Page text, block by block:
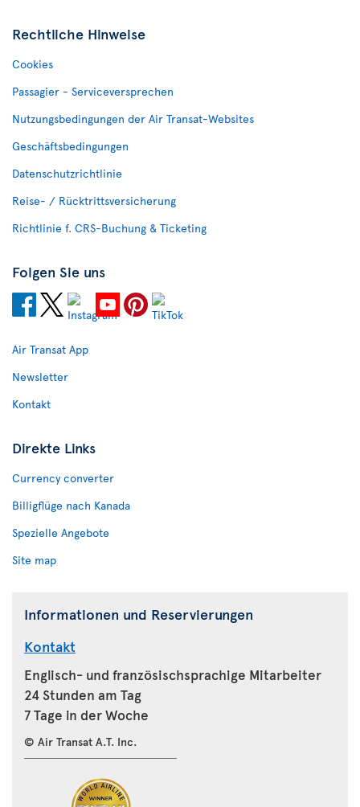
Rechtliche Hinweise
Cookies
Passagier - Serviceversprechen
Nutzungsbedingungen der Air Transat-Websites
Geschäftsbedingungen
Datenschutzrichtlinie
Reise- / Rücktrittsversicherung
Richtlinie f. CRS-Buchung & Ticketing
Folgen Sie uns
Air Transat App
Newsletter
Kontakt
Direkte Links
Currency converter
Billigflüge nach Kanada
Spezielle Angebote
Site map
Informationen und Reservierungen
Kontakt
Englisch- und französischsprachige Mitarbeiter
24 Stunden am Tag
7 Tage in der Woche
© Air Transat A.T. Inc.